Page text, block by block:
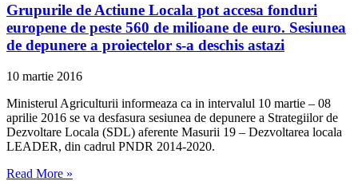
Grupurile de Actiune Locala pot accesa fonduri
europene de peste 560 de milioane de euro. Sesiunea
de depunere a proiectelor s-a deschis astazi
10 martie 2016
Ministerul Agriculturii informeaza ca in intervalul 10 martie – 08
aprilie 2016 se va desfasura sesiunea de depunere a Strategiilor de
Dezvoltare Locala (SDL) aferente Masurii 19 – Dezvoltarea locala
LEADER, din cadrul PNDR 2014-2020.
Read More »